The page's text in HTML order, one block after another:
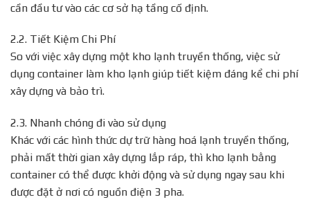
cần đầu tư vào các cơ sở hạ tầng cố định.
2.2. Tiết Kiệm Chi Phí
So với việc xây dựng một kho lạnh truyền thống, việc sử
dụng container làm kho lạnh giúp tiết kiệm đáng kể chi phí
xây dựng và bảo trì.
2.3. Nhanh chóng đi vào sử dụng
Khác với các hình thức dự trữ hàng hoá lạnh truyền thống,
phải mất thời gian xây dựng lắp ráp, thì kho lạnh bằng
container có thể được khởi động và sử dụng ngay sau khi
được đặt ở nơi có nguồn điện 3 pha.